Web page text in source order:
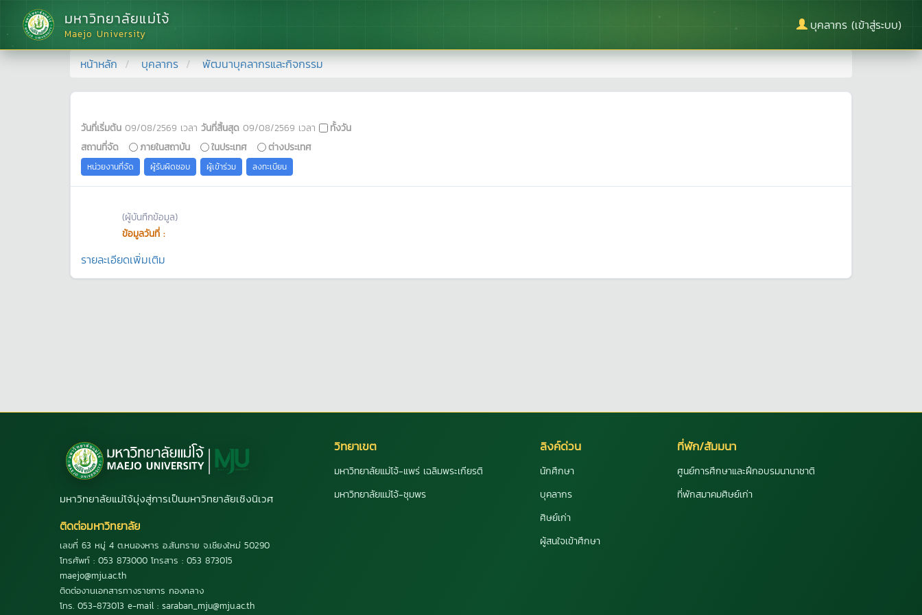
มหาวิทยาลัยแม่โจ้
Maejo University
บุคลากร (เข้าสู่ระบบ)
หน้าหลัก บุคลากร พัฒนาบุคลากรและกิจกรรม
วันที่เริ่มต้น 09/08/2569 เวลา วันที่สิ้นสุด 09/08/2569 เวลา
ทั้งวัน
สถานที่จัด
ภายในสถาบัน ในประเทศ ต่างประเทศ
หน่วยงานที่จัด ผู้รับผิดชอบ ผู้เข้าร่วม ลงทะเบียน
(ผู้บันทึกข้อมูล)
ข้อมูลวันที่ :
รายละเอียดเพิ่มเติม
มหาวิทยาลัยแม่โจ้มุ่งสู่การเป็นมหาวิทยาลัยเชิงนิเวศ
ติดต่อมหาวิทยาลัย
เลขที่ 63 หมู่ 4 ต.หนองหาร อ.สันทราย จ.เชียงใหม่ 50290
โทรศัพท์ : 053 873000 โทรสาร : 053 873015
maejo@mju.ac.th
ติดต่องานเอกสารทางราชการ กองกลาง
โทร. 053-873013 e-mail : saraban_mju@mju.ac.th
วิทยาเขต
มหาวิทยาลัยแม่โจ้-แพร่ เฉลิมพระเกียรติ
มหาวิทยาลัยแม่โจ้-ชุมพร
ลิงค์ด่วน
นักศึกษา
บุคลากร
ศิษย์เก่า
ผู้สนใจเข้าศึกษา
ที่พัก/สัมมนา
ศูนย์การศึกษาและฝึกอบรมนานาชาติ
ที่พักสมาคมศิษย์เก่า